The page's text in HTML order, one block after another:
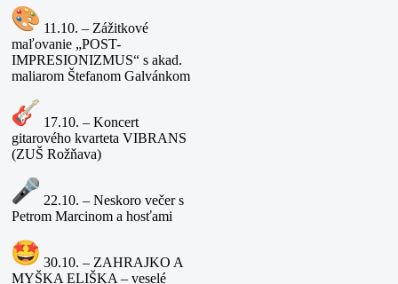
11.10. – Zážitkové
maľovanie „POST-
IMPRESIONIZMUS“ s akad.
maliarom Štefanom Galvánkom
17.10. – Koncert
gitarového kvarteta VIBRANS
(ZUŠ Rožňava)
22.10. – Neskoro večer s
Petrom Marcinom a hosťami
30.10. – ZAHRAJKO A
MYŠKA ELIŠKA – veselé